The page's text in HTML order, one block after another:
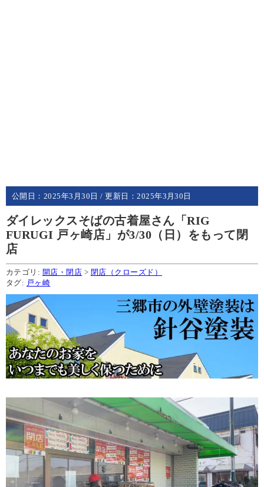
公開日： 2025年3月30日 / 更新日：2025年3月30日
ダイレックスそばの古着屋さん「RIG
FURUGI 戸ヶ崎店」が3/30（日）をもって閉
店
カテゴリ: 開店・閉店 > 閉店（クローズド）
タグ: 戸ヶ崎